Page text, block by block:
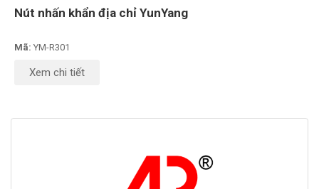
Nút nhấn khẩn địa chỉ YunYang
Mã: YM-R301
Xem chi tiết